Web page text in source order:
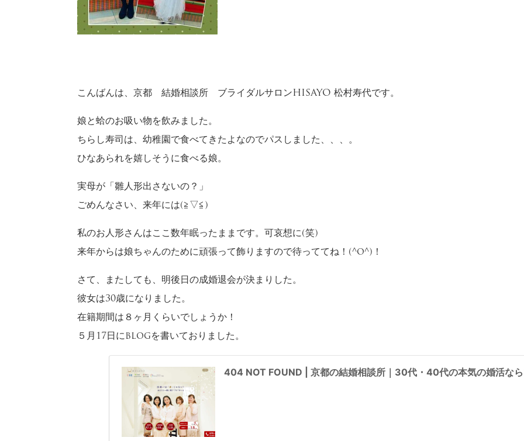
こんばんは、京都 結婚相談所 ブライダルサロンHISAYO 松村寿代です。
娘と蛤のお吸い物を飲みました。
ちらし寿司は、幼稚園で食べてきたよなのでパスしました、、、。
ひなあられを嬉しそうに食べる娘。
実母が「雛人形出さないの？」
ごめんなさい、来年には(≧▽≦)
私のお人形さんはここ数年眠ったままです。可哀想に(笑)
来年からは娘ちゃんのために頑張って飾りますので待っててね！(^o^)！
さて、またしても、明後日の成婚退会が決まりした。
彼女は30歳になりました。
在籍期間は８ヶ月くらいでしょうか！
５月17日にblogを書いておりました。
404 NOT FOUND | 京都の結婚相談所｜30代・40代の本気の婚活な